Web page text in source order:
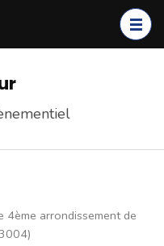
4ème arrondissement de